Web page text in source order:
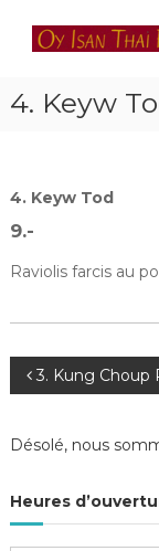
content
Oy
Isan
Food
4. Keyw
4. Keyw Tod
9.-
Raviolis farcis au
de
3. Kung Choup
Désolé, nous
Heures